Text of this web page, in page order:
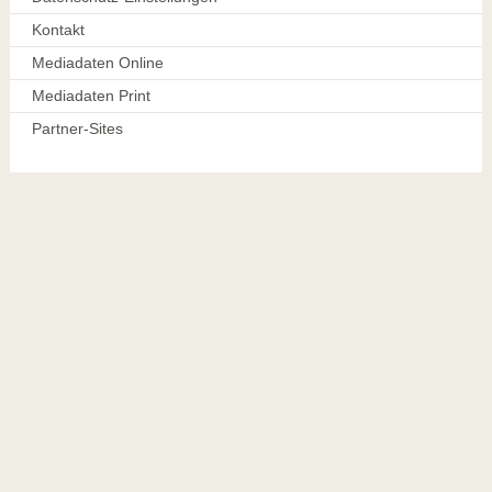
Kontakt
Mediadaten Online
Mediadaten Print
Partner-Sites